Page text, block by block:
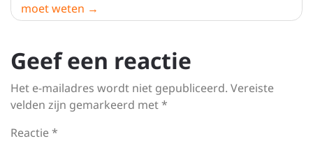
moet weten
Geef een reactie
Het e-mailadres wordt niet gepubliceerd. Vereiste
velden zijn gemarkeerd met*
Reactie*